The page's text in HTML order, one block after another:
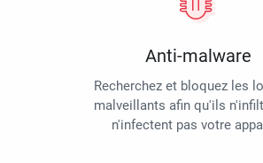
Anti-malware
Recherchez et bloquez les
malveillants afin qu'ils
n'infectent pas votre